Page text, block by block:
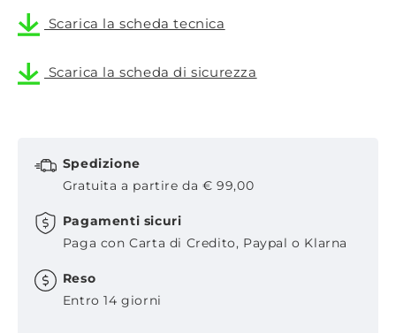
Scarica la scheda tecnica
Scarica la scheda di sicurezza
Spedizione
Gratuita a partire da € 99,00
Pagamenti sicuri
Paga con Carta di Credito, Paypal o Klarna
Reso
Entro 14 giorni